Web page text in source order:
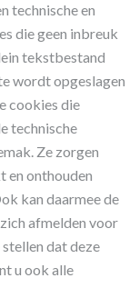
technische en
die geen inbreuk
tekstbestand
wordt opgeslagen
cookies die
technische
Ze zorgen
en onthouden
kan daarmee de
afmelden voor
dat deze
u ook alle